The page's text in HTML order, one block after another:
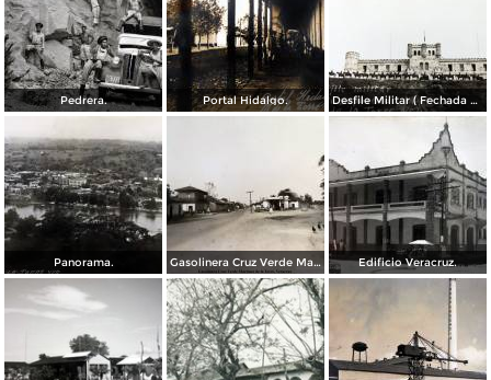
Pedrera. Portal Hidalgo. Desfile Militar ( Fechada el 16 de Septiembre de 1947 ).
Panorama. Gasolinera Cruz Verde Martínez de la Torre, Veracruz. Edificio Veracruz.